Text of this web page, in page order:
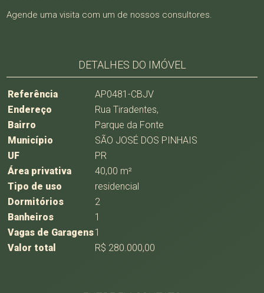
Agende uma visita com um de nossos consultores.
DETALHES DO IMÓVEL
Referência
AP0481-CBJV
Endereço
Rua Tiradentes,
Bairro
Parque da Fonte
Município
SÃO JOSÉ DOS PINHAIS
UF
PR
Área privativa
40,00 m²
Tipo de uso
residencial
Dormitórios
2
Banheiros
1
Vagas de Garagens1
Valor total
R$ 280.000,00